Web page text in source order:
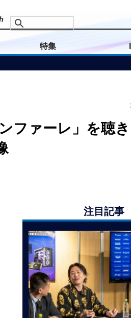
特集
ファーレ」を聴
注目記事